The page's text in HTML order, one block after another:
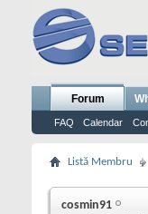
Forum
FAQ Calendar
Listă Membru
cosmin91